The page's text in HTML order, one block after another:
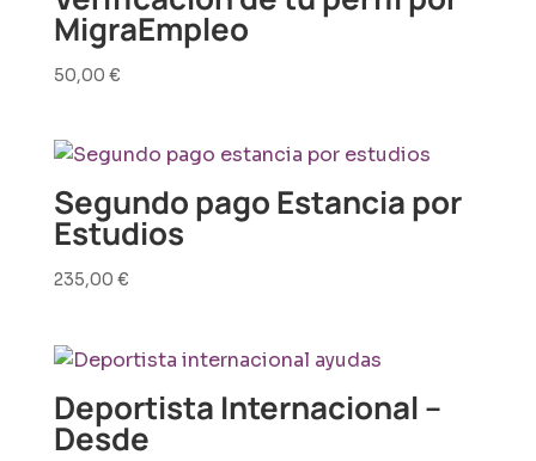
MigraEmpleo
50,00 €
Segundo pago Estancia por
Estudios
235,00 €
Deportista Internacional –
Desde